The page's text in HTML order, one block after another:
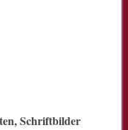
Schriftbilder